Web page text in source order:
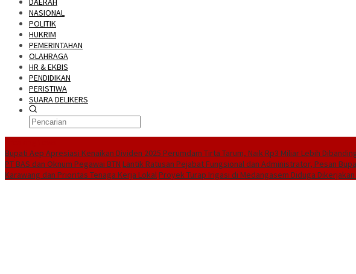
NASIONAL
POLITIK
HUKRIM
PEMERINTAHAN
OLAHRAGA
HR & EKBIS
PENDIDIKAN
PERISTIWA
SUARA DELIKERS
Bupati Aep Apresiasi Kenaikan Dividen 2025 Perumdam Tirta Tarum, Naik Rp3 Miliar Lebih
PT BAS dan Oknum Pegawai BTN Lantik Ratusan Pejabat Fungsional dan Administrator, Pesan
Karawang dan Prioritas Tenaga Kerja LokalProyek Turap Irigasi di Medangasem Diduga